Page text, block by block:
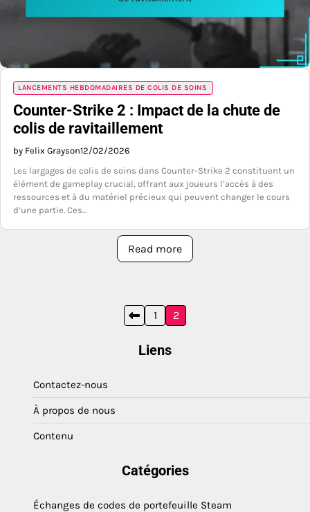
LANCEMENTS HEBDOMADAIRES DE COLIS DE SOINS
Counter-Strike 2 : Impact de la chute de
colis de ravitaillement
by Felix Grayson12/02/2026
Les largages de colis de soins dans Counter-Strike 2 constituent un
élément de gameplay crucial, offrant aux joueurs l’accès à des
ressources et à du matériel précieux qui peuvent changer le cours
d’une partie. Ces…
Read more
1 2
Liens
Contactez-nous
À propos de nous
Contenu
Catégories
Échanges de codes de portefeuille Steam